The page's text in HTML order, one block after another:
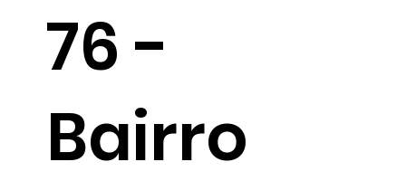
76 -
Bairro